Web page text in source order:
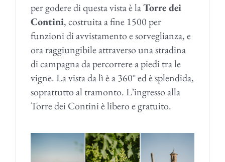
per godere di questa vista è laTorre dei
Contini, costruita a fine 1500 per
funzioni di avvistamento e sorveglianza, e
ora raggiungibile attraverso una stradina
di campagna da percorrere a piedi tra le
vigne. La vista da lì è a 360° ed è splendida,
soprattutto al tramonto. L’ingresso alla
Torre dei Contini è libero e gratuito.